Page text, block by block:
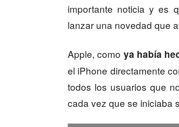
importante noticia y es
lanzar una novedad que
Apple, como ya había
el iPhone directamente
todos los usuarios que
cada vez que se iniciaba